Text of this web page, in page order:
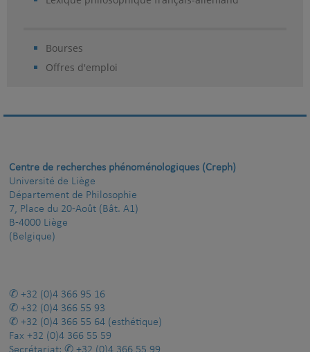
Bourses
Offres d'emploi
Centre de recherches phénoménologiques (Creph)
Université de Liège
Département de Philosophie
7, Place du 20-Août (Bât. A1)
B-4000 Liège
(Belgique)
+32 (0)4 366 95 16
+32 (0)4 366 55 93
+32 (0)4 366 55 64 (esthétique)
Fax +32 (0)4 366 55 59